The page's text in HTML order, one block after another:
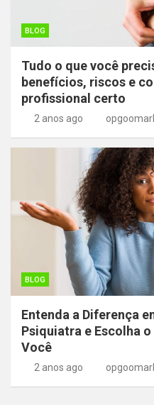
BLOG
Tudo o que você
benefícios, riscos e
profissional certo
2 anos ago
BLOG
Entenda a Diferença
Psiquiatra e Escolha
Você
2 anos ago